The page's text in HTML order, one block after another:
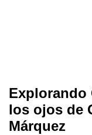
Explorando
los ojos de
Márquez